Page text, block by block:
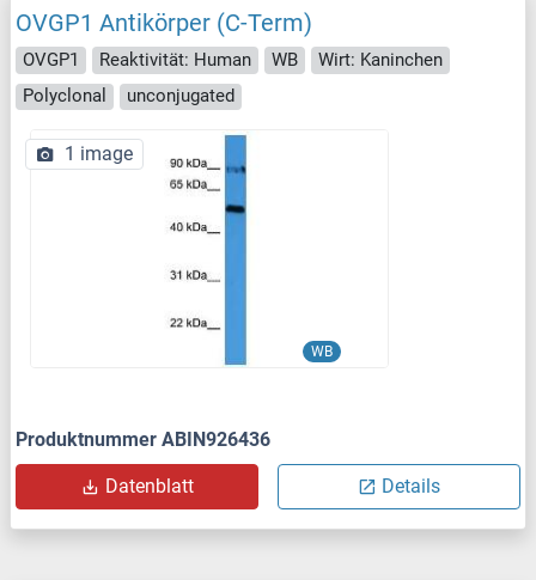
OVGP1 Antikörper (C-Term)
OVGP1 Reaktivität: Human WB
Wirt: Kaninchen
Polyclonal
unconjugated
WB
1 image
Produktnummer ABIN926436
Datenblatt Details